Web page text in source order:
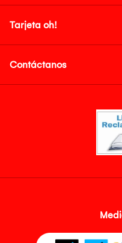
Tarjeta oh!
Contáctanos